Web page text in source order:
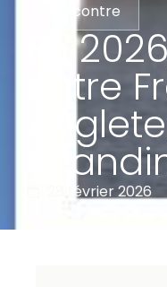
Rencontre
En
entre
28 février 2026